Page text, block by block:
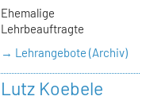
Ehemalige
Lehrbeauftragte
→ Lehrangebote (Archiv)
Lutz Koebele